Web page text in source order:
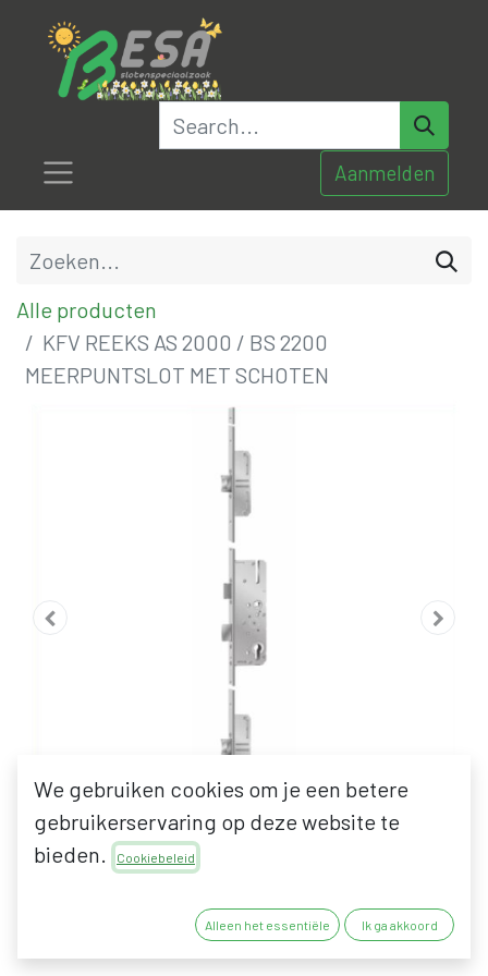
Aanmelden
Alle producten
KFV REEKS AS 2000 / BS 2200
MEERPUNTSLOT MET SCHOTEN
KFV REEKS AS 2000 / BS
2200 MEERPUNTSLOT MET
We gebruiken cookies om je een betere
gebruikerservaring op deze website te
bieden.
Cookiebeleid
Alleen het essentiële Ik ga akkoord